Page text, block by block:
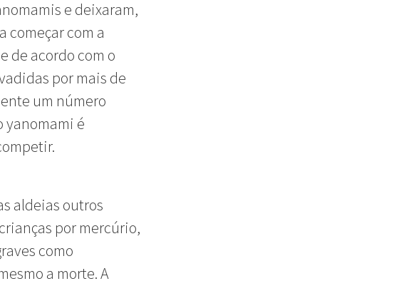
e deixaram,
começar com a
de acordo com o
por mais de
um número
yanomami é
aldeias outros
por mercúrio,
como
a morte. A